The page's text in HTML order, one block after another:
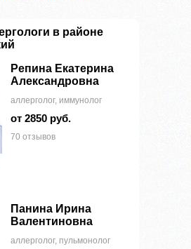
в районе
Репина Екатерина
Александровна
аллерголог, иммунолог
от 2850 руб.
70 отзывов
Панина Ирина
Валентиновна
аллерголог, пульмонолог